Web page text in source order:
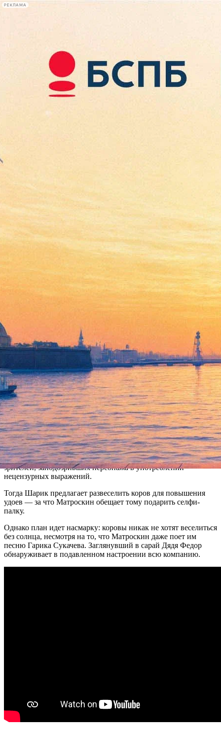
РЕКЛАМА
Сегодня:
2026.08.09
14:16
Афиша Plus
«Я банкрот!» — зрители
спорят, что кричит
Матроскин в новой серии
«Простоквашино»
Версия для печати
В Сети появилась третья серия нового мультфильма
«Простоквашино». В короткометражке «Сезон дождей»
продолжительностью шесть с половиной минут герои
пытаются развеселить коров, переставших давать молоко.
С печальным известием о грядущей беде на пороге дома, где
Дядя Федор делает задание по географии, появляется Кот
Матроскин. «Я банкро...» — начинает кричать персонаж,
однако Шарик затыкает ему рот, чтобы тот не мешал Дяде
Федору. Эта фраза уже стала поводом для шуток среди первых
зрителей, заподозривших персонажа в употреблении
нецензурных выражений.
Тогда Шарик предлагает развеселить коров для повышения
удоев — за что Матроскин обещает тому подарить селфи-
палку.
Однако план идет насмарку: коровы никак не хотят веселиться
без солнца, несмотря на то, что Матроскин даже поет им
песню Гарика Сукачева. Заглянувший в сарай Дядя Федор
обнаруживает в подавленном настроении всю компанию.